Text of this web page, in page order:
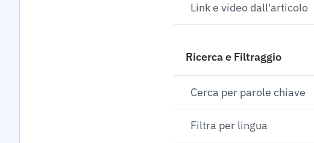
Link e video dall'articolo
Ricerca e Filtraggio
Cerca per parole chiave
Filtra per lingua